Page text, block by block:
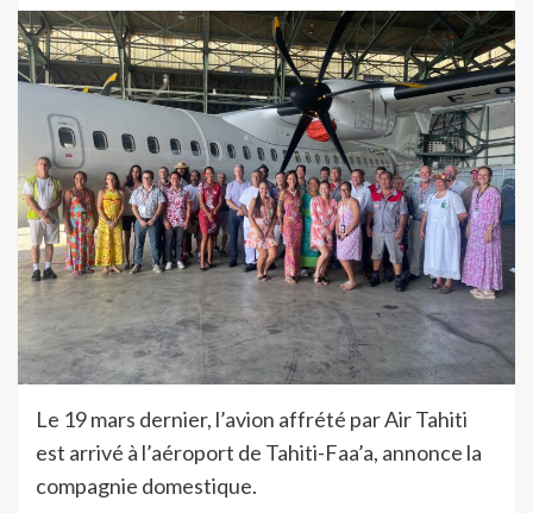
Le 19 mars dernier, l’avion affrété par Air Tahiti
est arrivé à l’aéroport de Tahiti-Faa’a, annonce la
compagnie domestique.